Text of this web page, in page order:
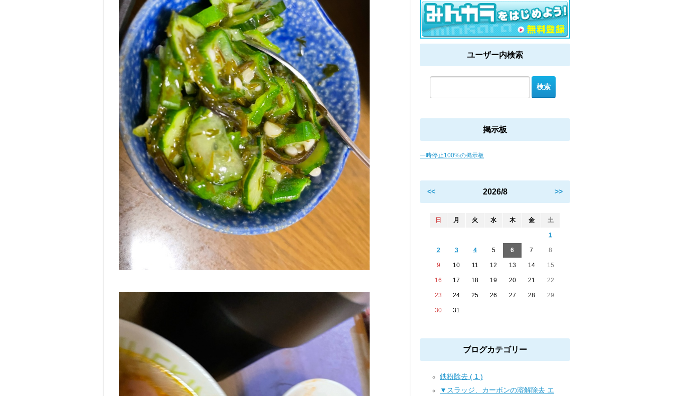
ユーザー内検索
掲示板
一時停止100%の掲示板
<< 2026/8 >>
日 月 火 水 木 金 土
1
2 3 4 5 6 7 8
9 10 11 12 13 14 15
16 17 18 19 20 21 22
23 24 25 26 27 28 29
30 31
ブログカテゴリー
鉄粉除去 ( 1 )
▼スラッジ、カーボンの溶解除去 エ